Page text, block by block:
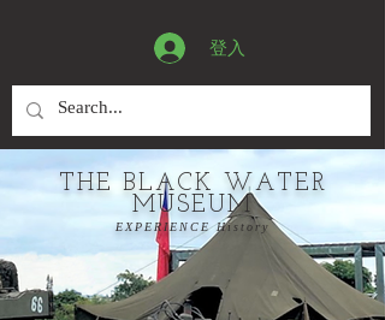
登入
THE BLACK WATER
MUSEUM
EXPERIENCE History